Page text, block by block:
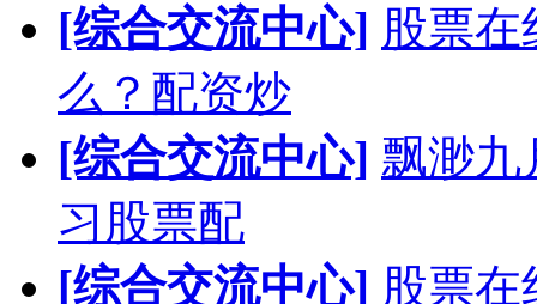
[综合交流中心] 股票
么？配资炒
[综合交流中心] 飘渺九
习股票配
[综合交流中心] 股票